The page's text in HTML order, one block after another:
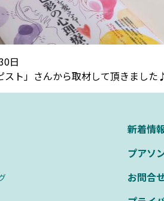
日
スト」さんから取材して頂きまし
新着情
プアソ
お問合